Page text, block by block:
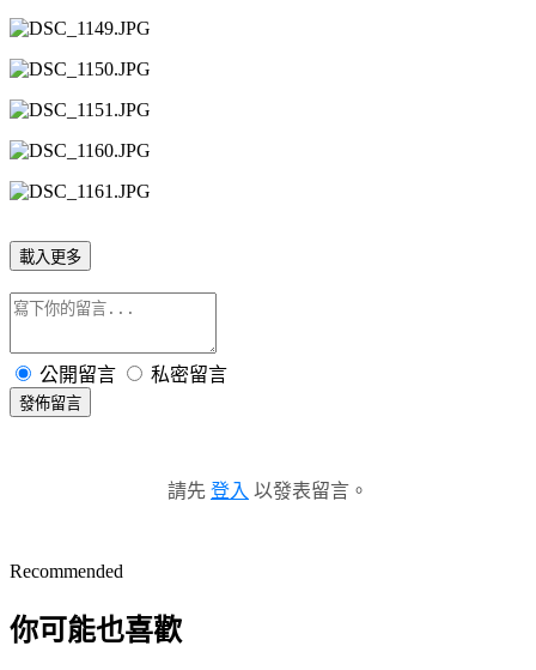
載入更多
公開留言 私密留言
發佈留言
請先 登入 以發表留言。
Recommended
你可能也喜歡